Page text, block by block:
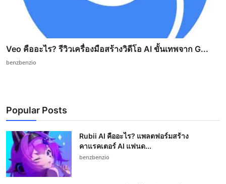
Veo คืออะไร? รีวิวเครื่องมือสร้างวิดีโอ AI ขั้นเทพจาก G...
benzbenzio
Popular Posts
Rubii AI คืออะไร? แพลตฟอร์มสร้าง
คาแรคเตอร์ AI แฟนด...
benzbenzio